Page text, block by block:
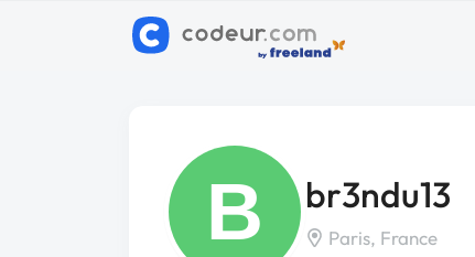
B br3ndu13
Paris, France